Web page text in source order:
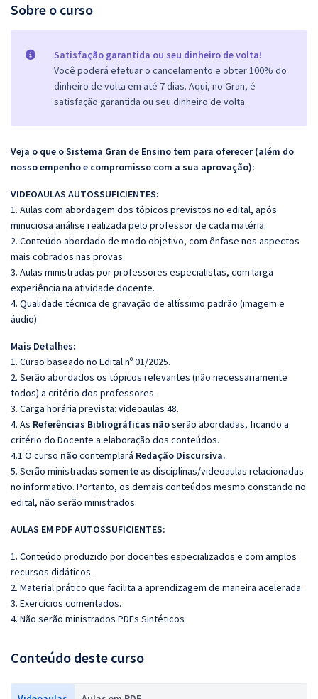
Sobre o curso
Satisfação garantida ou seu dinheiro de volta!
Você poderá efetuar o cancelamento e obter 100% do
dinheiro de volta em até 7 dias. Aqui, no Gran, é
satisfação garantida ou seu dinheiro de volta.
Veja o que o Sistema Gran de Ensino tem para oferecer (além do
nosso empenho e compromisso com a sua aprovação):
VIDEOAULAS AUTOSSUFICIENTES:
1. Aulas com abordagem dos tópicos previstos no edital, após
minuciosa análise realizada pelo professor de cada matéria.
2. Conteúdo abordado de modo objetivo, com ênfase nos aspectos
mais cobrados nas provas.
3. Aulas ministradas por professores especialistas, com larga
experiência na atividade docente.
4. Qualidade técnica de gravação de altíssimo padrão (imagem e
áudio)
Mais Detalhes:
1. Curso baseado no Edital nº 01/2025.
2. Serão abordados os tópicos relevantes (não necessariamente
todos) a critério dos professores.
3. Carga horária prevista: videoaulas 48.
4. As Referências Bibliográficas nãoserão abordadas, ficando a
critério do Docente a elaboração dos conteúdos.
4.1 O curso nãocontemplará Redação Discursiva.
5. Serão ministradas somenteas disciplinas/videoaulas relacionadas
no informativo. Portanto, os demais conteúdos mesmo constando no
edital, não serão ministrados.
AULAS EM PDF AUTOSSUFICIENTES:
1. Conteúdo produzido por docentes especializados e com amplos
recursos didáticos.
2. Material prático que facilita a aprendizagem de maneira acelerada.
3. Exercícios comentados.
4. Não serão ministrados PDFs Sintéticos
Conteúdo deste curso